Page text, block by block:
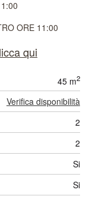
ORE 11:00
qui
45 m2
Verifica disponibilità
2
2
Si
Si